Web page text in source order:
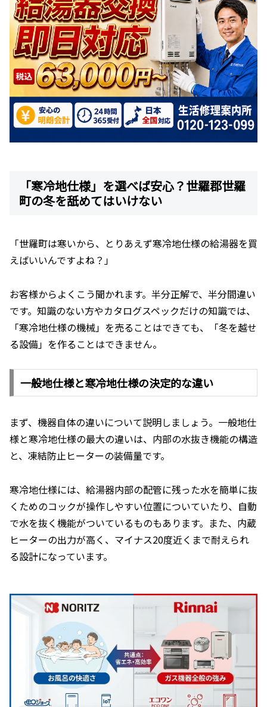
「寒冷地仕様」を選べば安心？世羅郡世羅
町の冬を舐めてはいけない
「世羅町は寒いから、とりあえず寒冷地仕様の給湯器を買
えばいいんですよね？」
お客様からよくこう聞かれます。半分正解で、半分間違い
です。知識のない方やカタログスペックだけの知識では、
「寒冷地仕様の機械」を売ることはできても、「冬を越せ
る設備」を作ることはできません。
一般地仕様と寒冷地仕様の決定的な違い
まず、機器自体の違いについて説明しましょう。一般地仕
様と寒冷地仕様の最大の違いは、内部の水抜き機能の構造
と、凍結防止ヒーターの装備量です。
寒冷地仕様には、給湯器内部の配管に残った水を簡単に抜
くためのコックが操作しやすい位置についていたり、自動
で水を抜く機能がついているものもあります。また、内蔵
ヒーターの出力が高く、マイナス20度近くまで耐えられ
る設計になっています。